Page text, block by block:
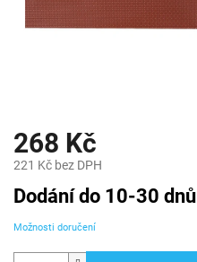
268 Kč
221 Kč bez DPH
Měrná
cena:
Dodání do 10-30 dnů
Možnosti doručení